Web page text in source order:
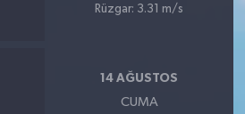
Rüzgar: 3.31 m/s
14 AĞUSTOS
CUMA